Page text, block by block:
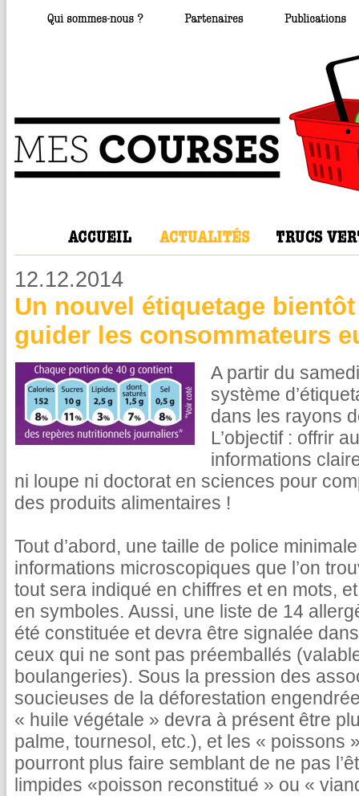
12.12.2014
Un nouvel étiquetage
guider les consommateurs
A partir du
système
dans les rayons
L’objectif : offrir
informations
ni loupe ni doctorat en sciences pour
des produits alimentaires !
Tout d’abord, une taille de police
informations microscopiques que l’on
tout sera indiqué en chiffres et en mots,
en symboles. Aussi, une liste de 14
été constituée et devra être signalée
ceux qui ne sont pas préemballés
boulangeries). Sous la pression des
soucieuses de la déforestation
« huile végétale » devra à présent être
palme, tournesol, etc.), et les « poissons
pourront plus faire semblant de ne pas
limpides «poisson reconstitué » ou «